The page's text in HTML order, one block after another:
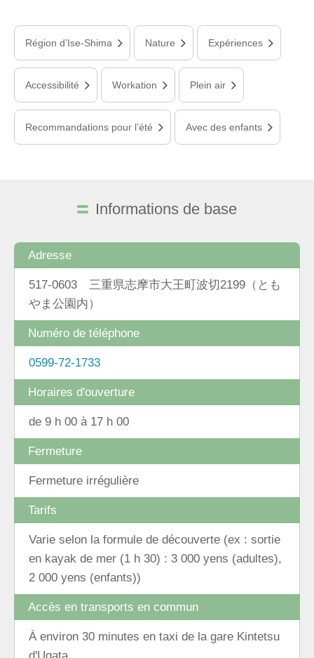
Région d’Ise-Shima Nature Expériences
Accessibilité Workation Plein air
Recommandations pour l’été Avec des enfants
Informations de base
Adresse
517-0603 三重県志摩市大王町波切2199（とも
やま公園内）
Numéro de téléphone
0599-72-1733
Horaires d'ouverture
de 9 h 00 à 17 h 00
Fermeture
Fermeture irrégulière
Tarifs
Varie selon la formule de découverte (ex : sortie
en kayak de mer (1 h 30) : 3 000 yens (adultes),
2 000 yens (enfants))
Accès en transports en commun
À environ 30 minutes en taxi de la gare Kintetsu
d'Ugata